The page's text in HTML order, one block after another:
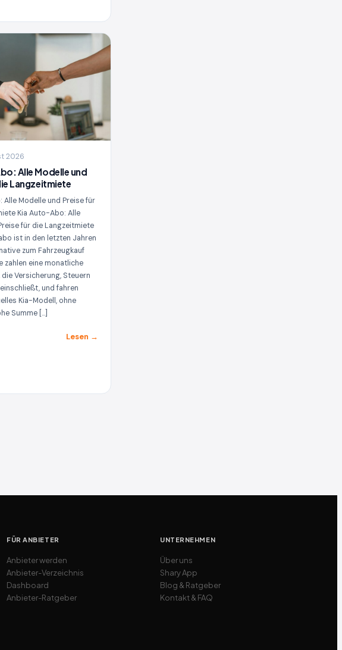
2026
Alle Modelle und
Langzeitmiete
Alle Modelle und Preise für
Kia Auto-Abo: Alle
für die Langzeitmiete
ist in den letzten Jahren
zum Fahrzeugkauf
zahlen eine monatliche
Versicherung, Steuern
und fahren
Kia-Modell, ohne
Summe […]
Lesen →
FÜR ANBIETER
Anbieter werden
Anbieter-Verzeichnis
Dashboard
Anbieter-Ratgeber
UNTERNEHMEN
Über uns
Shary App
Blog & Ratgeber
Kontakt & FAQ